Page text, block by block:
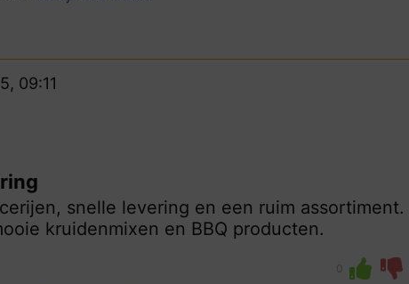
09:11
snelle levering en een ruim assortiment.
kruidenmixen en BBQ producten.
0